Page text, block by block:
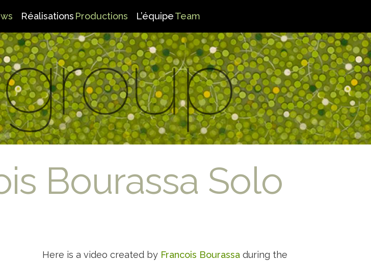
Réalisations Productions L’équipeTeam
Bourassa Solo
Here is a video created by Francois Bourassa during the